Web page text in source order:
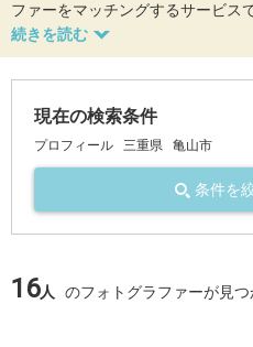
ファーをマッチングするサービスで
現在の検索条件
プロフィール 三重県 亀山市
条件を
16人 のフォトグラファーが見つ